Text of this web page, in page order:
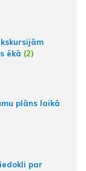
ēkā (2)
plāns laikā
par